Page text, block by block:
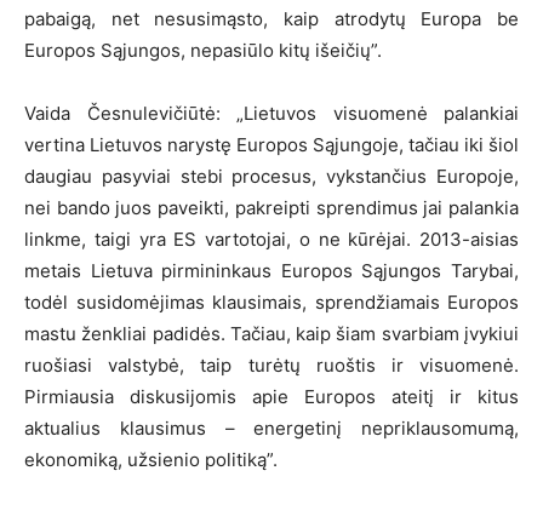
pabaigą, net nesusimąsto, kaip atrodytų Europa be
Europos Sąjungos, nepasiūlo kitų išeičių”.
Vaida Česnulevičiūtė: „Lietuvos visuomenė palankiai
vertina Lietuvos narystę Europos Sąjungoje, tačiau iki šiol
daugiau pasyviai stebi procesus, vykstančius Europoje,
nei bando juos paveikti, pakreipti sprendimus jai palankia
linkme, taigi yra ES vartotojai, o ne kūrėjai. 2013-aisias
metais Lietuva pirmininkaus Europos Sąjungos Tarybai,
todėl susidomėjimas klausimais, sprendžiamais Europos
mastu ženkliai padidės. Tačiau, kaip šiam svarbiam įvykiui
ruošiasi valstybė, taip turėtų ruoštis ir visuomenė.
Pirmiausia diskusijomis apie Europos ateitį ir kitus
aktualius klausimus – energetinį nepriklausomumą,
ekonomiką, užsienio politiką”.